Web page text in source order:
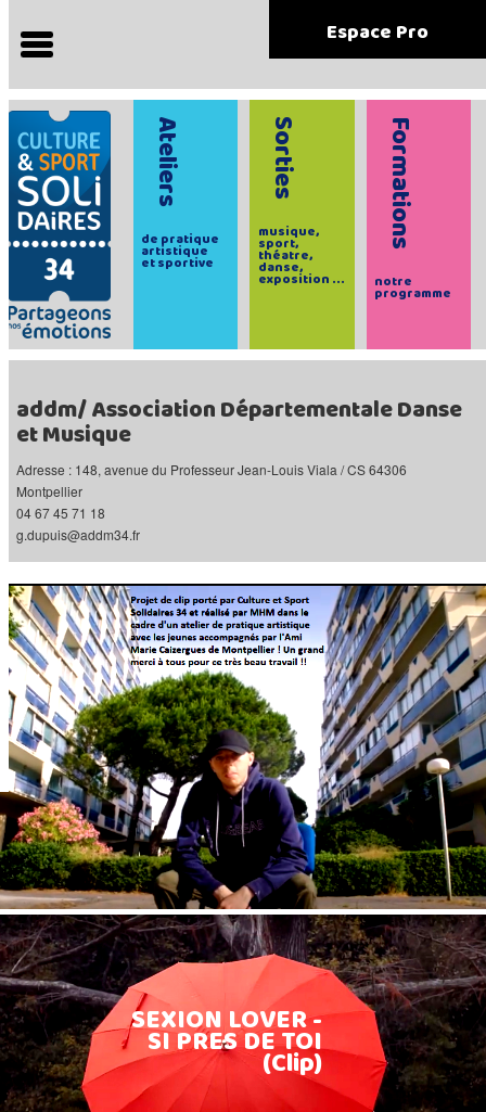
Espace Pro
Ateliers
de pratique
artistique
et sportive
Sorties
musique,
sport,
théatre,
danse,
exposition ...
Formations
notre
programme
addm/ Association Départementale Danse
et Musique
Adresse : 148, avenue du Professeur Jean-Louis Viala / CS 64306
Montpellier
04 67 45 71 18
g.dupuis@addm34.fr
SEXION LOVER -
SI PRES DE TOI
(Clip)